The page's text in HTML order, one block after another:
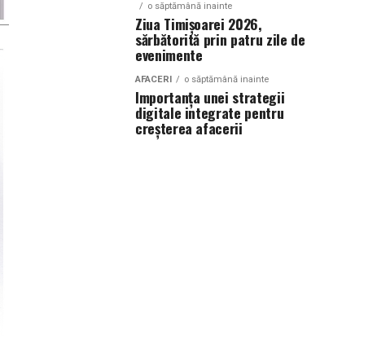
o săptămână inainte
Ziua Timișoarei 2026,
sărbătorită prin patru zile de
evenimente
AFACERI o săptămână inainte
Importanța unei strategii
digitale integrate pentru
creșterea afacerii